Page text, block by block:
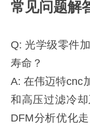
常见问题解
Q: 光学级零件
寿命？
A: 在伟迈特cnc
和高压过滤冷
DFM分析优化